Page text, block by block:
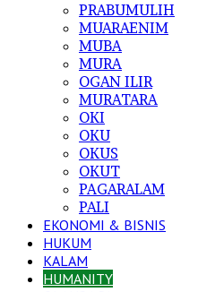
PRABUMULIH
MUARAENIM
MUBA
MURA
OGAN ILIR
MURATARA
OKI
OKU
OKUS
OKUT
PAGARALAM
PALI
EKONOMI & BISNIS
HUKUM
KALAM
HUMANITY